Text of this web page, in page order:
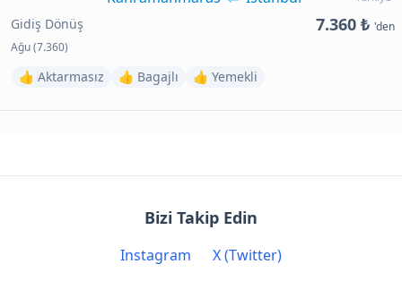
Gidiş Dönüş
Ağu (7.360)
7.360 ₺ 'den
👍 Aktarmasız 👍 Bagajlı 👍 Yemekli
Bizi Takip Edin
Instagram X (Twitter)